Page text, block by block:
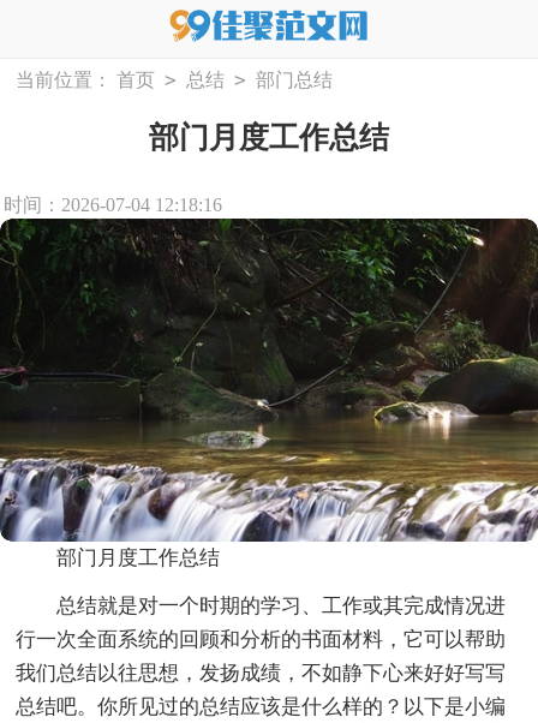
当前位置： 首页 > 总结 > 部门总结
部门月度工作总结
时间：2026-07-04 12:18:16
部门月度工作总结
总结就是对一个时期的学习、工作或其完成情况进
行一次全面系统的回顾和分析的书面材料，它可以帮助
我们总结以往思想，发扬成绩，不如静下心来好好写写
总结吧。你所见过的总结应该是什么样的？以下是小编